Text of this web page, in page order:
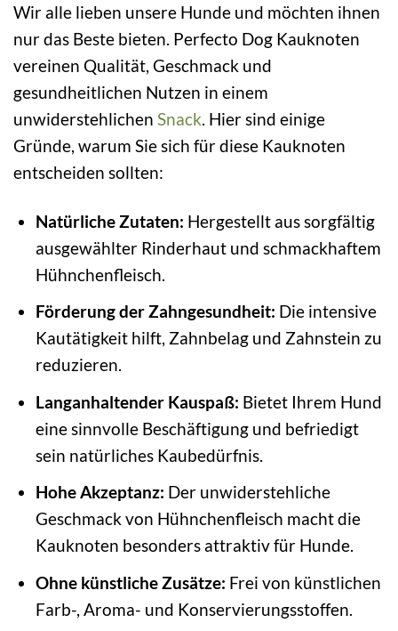
Wir alle lieben unsere Hunde und möchten ihnen
nur das Beste bieten. Perfecto Dog Kauknoten
vereinen Qualität, Geschmack und
gesundheitlichen Nutzen in einem
unwiderstehlichen Snack . Hier sind einige
Gründe, warum Sie sich für diese Kauknoten
entscheiden sollten:
Natürliche Zutaten: Hergestellt aus sorgfältig
ausgewählter Rinderhaut und schmackhaftem
Hühnchenfleisch.
Förderung der Zahngesundheit: Die intensive
Kautätigkeit hilft, Zahnbelag und Zahnstein zu
reduzieren.
Langanhaltender Kauspaß: Bietet Ihrem Hund
eine sinnvolle Beschäftigung und befriedigt
sein natürliches Kaubedürfnis.
Hohe Akzeptanz: Der unwiderstehliche
Geschmack von Hühnchenfleisch macht die
Kauknoten besonders attraktiv für Hunde.
Ohne künstliche Zusätze: Frei von künstlichen
Farb-, Aroma- und Konservierungsstoffen.